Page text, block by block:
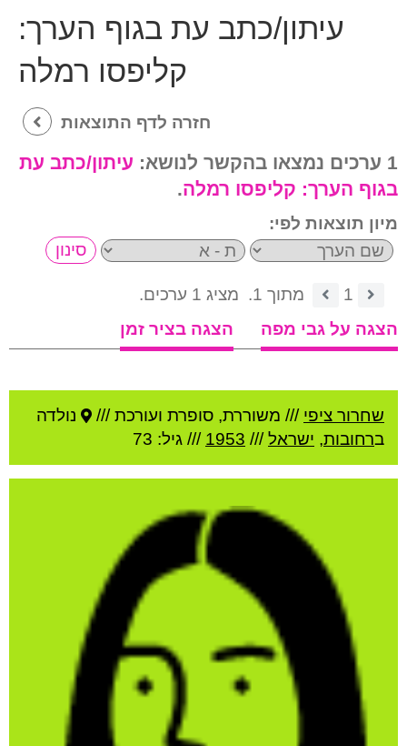
עיתון/כתב עת בגוף הערך:
קליפסו רמלה
חזרה לדף התוצאות
1 ערכים נמצאו בהקשר לנושא:
עיתון/כתב עת
בגוף הערך: קליפסו רמלה.
מיון תוצאות לפי:
1 מתוך 1.
מציג 1 ערכים.
הצגה על גבי מפה
הצגה בציר זמן
שחרור ציפי /// משוררת, סופרת ועורכת ///
נולדה
ברחובות, ישראל///
1953 /// גיל: 73